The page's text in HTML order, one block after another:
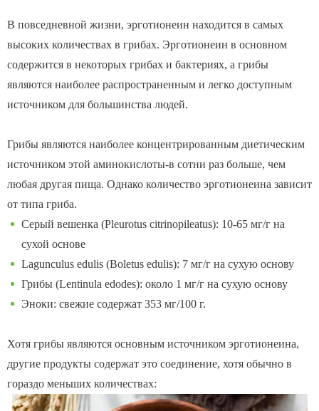
В повседневной жизни, эрготионеин находится в самых
высоких количествах в грибах. Эрготионеин в основном
содержится в некоторых грибах и бактериях, а грибы
являются наиболее распространенным и легко доступным
источником для большинства людей.
Грибы являются наиболее концентрированным диетическим
источником этой аминокислоты-в сотни раз больше, чем
любая другая пища. Однако количество эрготионеина зависит
от типа гриба.
Серый вешенка (Pleurotus citrinopileatus): 10-65 мг/г на
сухой основе
Lagunculus edulis (Boletus edulis): 7 мг/г на сухую основу
Грибы (Lentinula edodes): около 1 мг/г на сухую основу
Эноки: свежие содержат 353 мг/100 г.
Хотя грибы являются основным источником эрготионеина,
другие продукты содержат это соединение, хотя обычно в
гораздо меньших количествах: